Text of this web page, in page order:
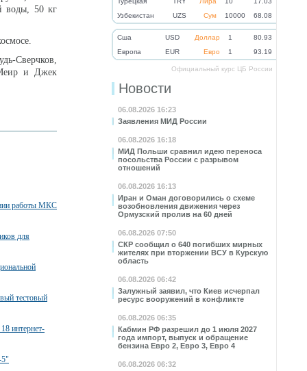
Узбекистан
UZS Сум 10000 68.08
Cша USD Доллар 1
80.93
Eвропа
EUR Евро 1 93.19
Официальный курс ЦБ России
Новости
06.08.2026 16:23
Заявления МИД России
06.08.2026 16:18
МИД Польши сравнил идею переноса
посольства России с разрывом
отношений
06.08.2026 16:13
Иран и Оман договорились о схеме
возобновления движения через
Ормузский пролив на 60 дней
06.08.2026 07:50
СКР сообщил о 640 погибших мирных
жителях при вторжении ВСУ в Курскую
область
06.08.2026 06:42
Залужный заявил, что Киев исчерпал
ресурс вооружений в конфликте
06.08.2026 06:35
Кабмин РФ разрешил до 1 июля 2027
года импорт, выпуск и обращение
бензина Евро 2, Евро 3, Евро 4
06.08.2026 06:32
воды, 50 кг
Сверчков,
и Джек
работы МКС
для
тестовый
интернет-
5"